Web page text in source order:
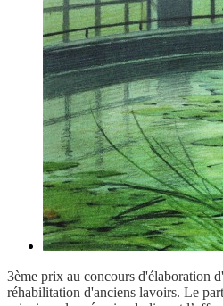
3ème prix au concours d'élaboration
réhabilitation d'anciens lavoirs. Le